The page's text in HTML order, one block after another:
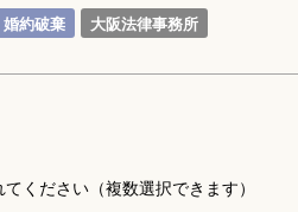
婚約破棄 大阪法律事務所
てください（複数選択できます）